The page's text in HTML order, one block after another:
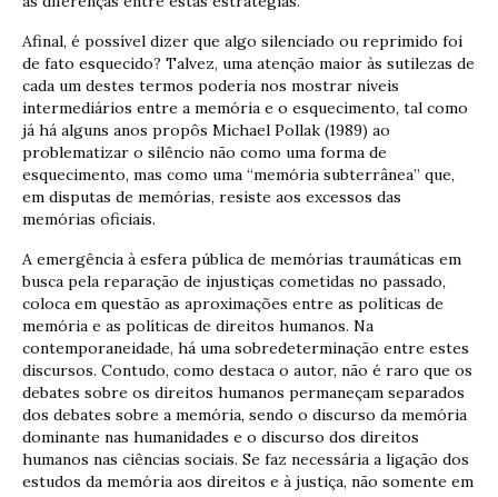
Afinal, é possível dizer que algo silenciado ou reprimido foi
de fato esquecido? Talvez, uma atenção maior às sutilezas de
cada um destes termos poderia nos mostrar níveis
intermediários entre a memória e o esquecimento, tal como
já há alguns anos propôs Michael Pollak (1989) ao
problematizar o silêncio não como uma forma de
esquecimento, mas como uma “memória subterrânea” que,
em disputas de memórias, resiste aos excessos das
memórias oficiais.
A emergência à esfera pública de memórias traumáticas em
busca pela reparação de injustiças cometidas no passado,
coloca em questão as aproximações entre as políticas de
memória e as políticas de direitos humanos. Na
contemporaneidade, há uma sobredeterminação entre estes
discursos. Contudo, como destaca o autor, não é raro que os
debates sobre os direitos humanos permaneçam separados
dos debates sobre a memória, sendo o discurso da memória
dominante nas humanidades e o discurso dos direitos
humanos nas ciências sociais. Se faz necessária a ligação dos
estudos da memória aos direitos e à justiça, não somente em